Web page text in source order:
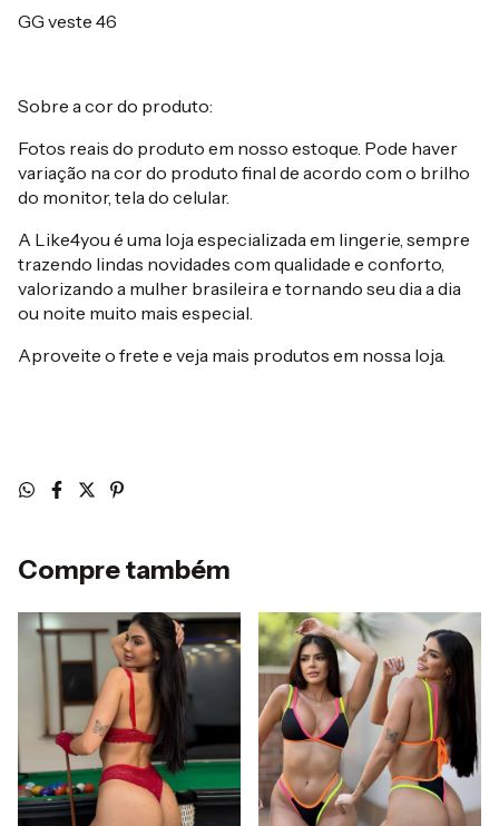
GG veste 46
Sobre a cor do produto:
Fotos reais do produto em nosso estoque. Pode haver
variação na cor do produto final de acordo com o brilho
do monitor, tela do celular.
A Like4you é uma loja especializada em lingerie, sempre
trazendo lindas novidades com qualidade e conforto,
valorizando a mulher brasileira e tornando seu dia a dia
ou noite muito mais especial.
Aproveite o frete e veja mais produtos em nossa loja.
Compre também